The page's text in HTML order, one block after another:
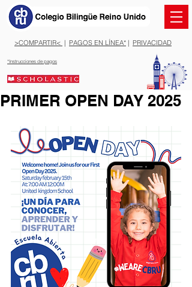
>COMPARTIR< | PAGOS EN LÍNEA* | PRIVACIDAD
*Instrucciones de pagos
PRIMER OPEN DAY 2025